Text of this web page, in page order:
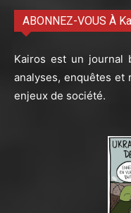
ABONNEZ-VOUS À
Kairos est un journal
analyses, enquêtes
enjeux de société.